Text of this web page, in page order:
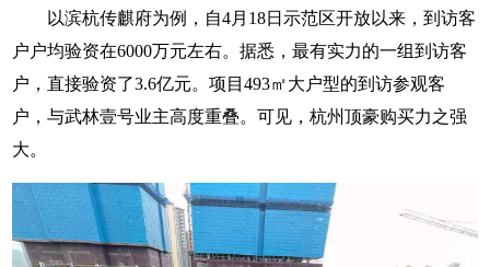
以滨杭传麒府为例，自4月18日示范区开放以来，到访客
户户均验资在6000万元左右。据悉，最有实力的一组到访客
户，直接验资了3.6亿元。项目493㎡大户型的到访参观客
户，与武林壹号业主高度重叠。可见，杭州顶豪购买力之强
大。